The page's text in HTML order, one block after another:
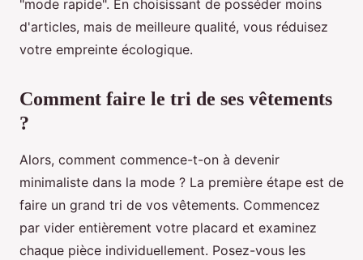
"mode rapide". En choisissant de posséder moins
d'articles, mais de meilleure qualité, vous réduisez
votre empreinte écologique.
Comment faire le tri de ses vêtements
?
Alors, comment commence-t-on à devenir
minimaliste dans la mode ? La première étape est de
faire un grand tri de vos vêtements. Commencez
par vider entièrement votre placard et examinez
chaque pièce individuellement. Posez-vous les